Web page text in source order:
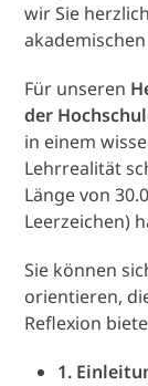
wir Sie
Für unseren
der
in einem
Lehrrealität
Länge von
Leerzeichen)
Sie können
orientieren,
Reflexion
1.